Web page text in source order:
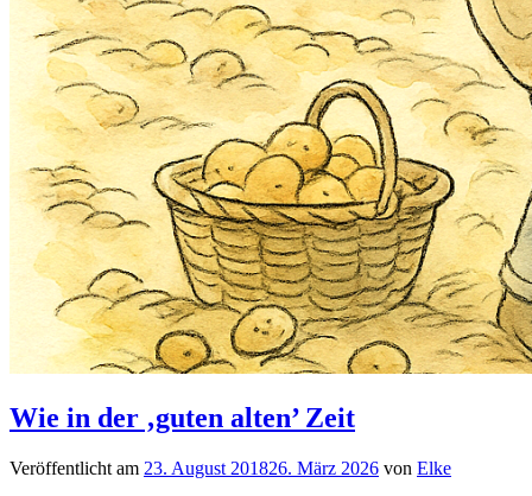
Wie in der ‚guten alten’ Zeit
Veröffentlicht am 23. August 201826. März 2026 von Elke